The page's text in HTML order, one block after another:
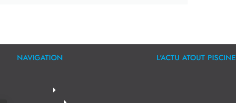
NAVIGATION L'ACTU ATOUT PISCINE